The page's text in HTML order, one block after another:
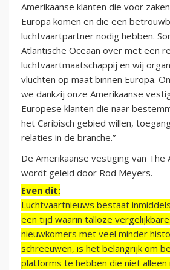
Amerikaanse klanten die voor
Europa komen en die een
luchtvaartpartner nodig hebben.
Atlantische Oceaan over met een
luchtvaartmaatschappij en wij
vluchten op maat binnen Europa.
we dankzij onze Amerikaanse
Europese klanten die naar
het Caribisch gebied willen,
relaties in de branche.”
De Amerikaanse vestiging van The
wordt geleid door Rod Meyers.
Even dit:
Luchtvaartnieuws bestaat
een tijd waarin talloze
nieuwkomers met veel minder
schreeuwen, is het belangrijk om
platforms te hebben die niet alleen